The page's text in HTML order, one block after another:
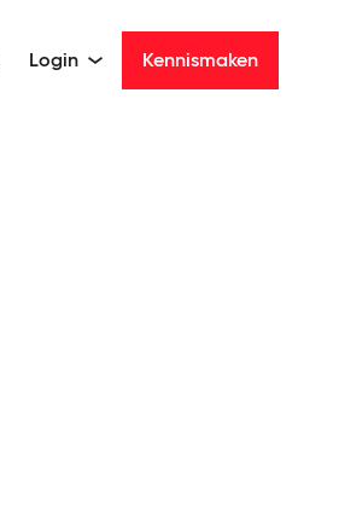
Login Kennismaken